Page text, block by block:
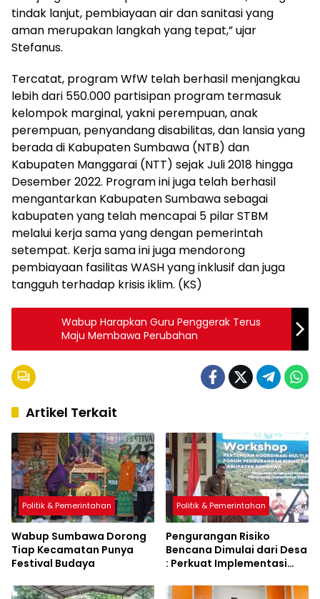
tindak lanjut, pembiayaan air dan sanitasi yang
aman merupakan langkah yang tepat,” ujar
Stefanus.
Tercatat, program WfW telah berhasil menjangkau
lebih dari 550.000 partisipan program termasuk
kelompok marginal, yakni perempuan, anak
perempuan, penyandang disabilitas, dan lansia yang
berada di Kabupaten Sumbawa (NTB) dan
Kabupaten Manggarai (NTT) sejak Juli 2018 hingga
Desember 2022. Program ini juga telah berhasil
mengantarkan Kabupaten Sumbawa sebagai
kabupaten yang telah mencapai 5 pilar STBM
melalui kerja sama yang dengan pemerintah
setempat. Kerja sama ini juga mendorong
pembiayaan fasilitas WASH yang inklusif dan juga
tangguh terhadap krisis iklim. (KS)
Wabup Harapkan Guru Penggerak Terus
Maju Membawa Perubahan
Artikel Terkait
Politik & Pemerintahan
Wabup Sumbawa Dorong
Tiap Kecamatan Punya
Festival Budaya
Politik & Pemerintahan
Pengurangan Risiko
Bencana Dimulai dari Desa
: Perkuat Implementasi